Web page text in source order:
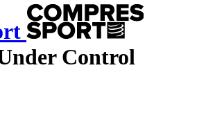
Control